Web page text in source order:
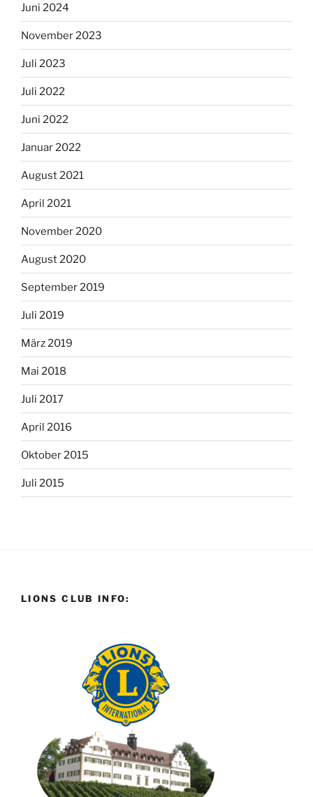
Juni 2024
November 2023
Juli 2023
Juli 2022
Juni 2022
Januar 2022
August 2021
April 2021
November 2020
August 2020
September 2019
Juli 2019
März 2019
Mai 2018
Juli 2017
April 2016
Oktober 2015
Juli 2015
LIONS CLUB INFO: